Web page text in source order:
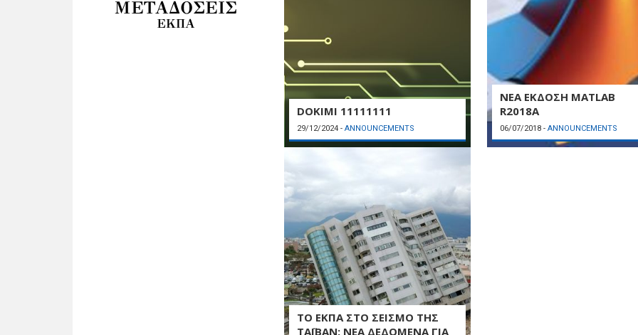
DOKIMI 11111111
29/12/2024 - ANNOUNCEMENTS
ΝΕΑ ΕΚΔΟΣΗ MATLAB
R2018A
06/07/2018 - ANNOUNCEMENTS
ΤΟ ΕΚΠΑ ΣΤΟ ΣΕΙΣΜΟ ΤΗΣ
ΤΑΪΒΑΝ: ΝΕΑ ΔΕΔΟΜΕΝΑ ΓΙΑ